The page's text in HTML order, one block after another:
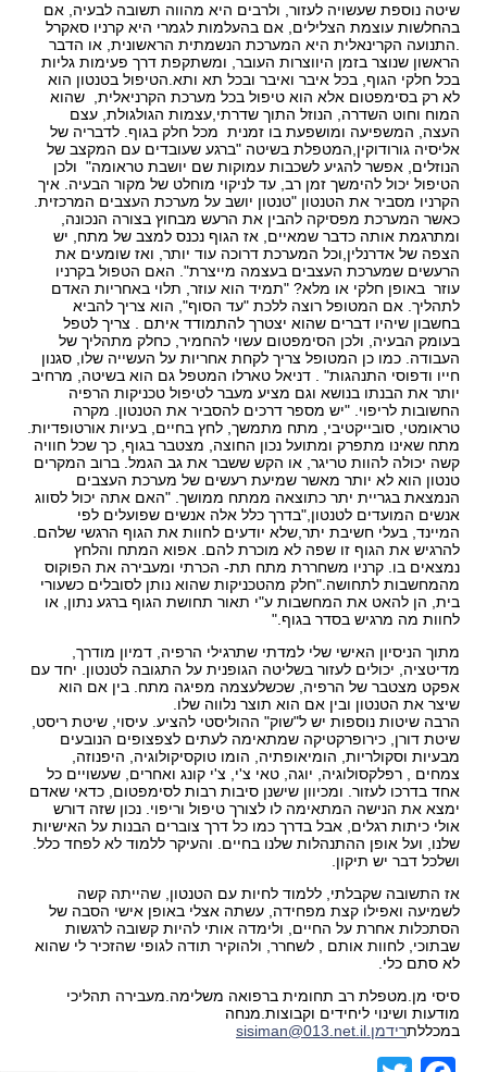
שיטה נוספת שעשויה לעזור, ולרבים היא מהווה תשובה לבעיה, אם
בהחלשות עוצמת הצלילים, אם בהעלמות לגמרי היא קרניו סאקרל
.התנועה הקרינאלית היא המערכת הנשמתית הראשונית, או הדבר
הראשון שנוצר בזמן היווצרות העובר, ומשתקפת דרך פעימות גליות
בכל חלקי הגוף, בכל איבר ואיבר ובכל תא ותא.הטיפול בטנטון הוא
לא רק בסימפטום אלא הוא טיפול בכל מערכת הקרניאלית, שהוא
המוח וחוט השדרה, הנוזל התוך שדרתי,עצמות הגולגולת, עצם
העצה, המשפיעה ומושפעת בו זמנית מכל חלק בגוף. לדבריה של
אליסיה גורודוקין,המטפלת בשיטה "ברגע שעובדים עם המקצב של
הנוזלים, אפשר להגיע לשכבות עמוקות שם יושבת טראומה" ולכן
הטיפול יכול להימשך זמן רב, עד לניקוי מוחלט של מקור הבעיה. איך
הקרניו מסביר את הטנטון "טנטון יושב על מערכת העצבים המרכזית.
כאשר המערכת מפסיקה להבין את הרעש מבחוץ בצורה הנכונה,
ומתרגמת אותה כדבר שמאיים, אז הגוף נכנס למצב של מתח, יש
הצפה של אדרנלין,וכל המערכת דרוכה עוד יותר, ואז שומעים את
הרעשים שמערכת העצבים בעצמה מייצרת". האם הטפול בקרניו
עוזר באופן חלקי או מלא? "תמיד הוא עוזר, תלוי באחריות האדם
לתהליך. אם המטופל רוצה ללכת "עד הסוף", הוא צריך להביא
בחשבון שיהיו דברים שהוא יצטרך להתמודד איתם . צריך לטפל
בעומק הבעיה, ולכן הסימפטום עשוי להחמיר, כחלק מתהליך של
העבודה. כמו כן המטופל צריך לקחת אחריות על העשייה שלו, סגנון
חייו ודפוסי התנהגות" . דניאל טארלו המטפל גם הוא בשיטה, מרחיב
יותר את הבנתו בנושא וגם מציע מעבר לטיפול טכניקות הרפיה
החשובות לריפוי. "יש מספר דרכים להסביר את הטנטון. מקרה
טראומטי, סובייקטיבי, מתח מתמשך, לחץ בחיים, בעיות אורטופדיות.
מתח שאינו מתפרק ומתועל נכון החוצה, מצטבר בגוף, כך שכל חוויה
קשה יכולה להוות טריגר, או הקש ששבר את גב הגמל. ברוב המקרים
טנטון הוא לא יותר מאשר שמיעת רעשים של מערכת העצבים
הנמצאת בגריית יתר כתוצאה ממתח ממושך. "האם אתה יכול לסווג
אנשים המועדים לטנטון,"בדרך כלל אלה אנשים שפועלים לפי
המיינד, בעלי חשיבת יתר,שלא יודעים לחוות את הגוף הרגשי שלהם.
להרגיש את הגוף זו שפה לא מוכרת להם. אפוא המתח והלחץ
נמצאים בו. קרניו משחררת מתח תת- הכרתי ומעבירה את הפוקוס
מהמחשבות לתחושה."חלק מהטכניקות שהוא נותן לסובלים כשעורי
בית, הן להאט את המחשבות ע"י תאור תחושת הגוף ברגע נתון, או
לחוות מה מרגיש בסדר בגוף."
מתוך הניסיון האישי שלי למדתי שתרגילי הרפיה, דמיון מודרך,
מדיטציה, יכולים לעזור בשליטה הגופנית על התגובה לטנטון. יחד עם
אפקט מצטבר של הרפיה, שכשלעצמה מפיגה מתח. בין אם הוא
שיצר את הטנטון ובין אם הוא תוצר נלווה שלו.
הרבה שיטות נוספות יש ל"שוק" ההוליסטי להציע. עיסוי, שיטת ריסט,
שיטת דורן, כירופרקטיקה שמתאימה לעתים לצפצופים הנובעים
מבעיות וסקולריות, הומיאופתיה, הומו טוקסיקולוגיה, היפנוזה,
צמחים , רפלקסולוגיה, יוגה, טאי צ'י, צ'י קונג ואחרים, שעשויים כל
אחד בדרכו לעזור. ומכיוון שישנן סיבות רבות לסימפטום, כדאי שאדם
ימצא את הנישה המתאימה לו לצורך טיפול וריפוי. נכון שזה דורש
אולי כיתות רגלים, אבל בדרך כמו כל דרך צוברים הבנות על האישיות
שלנו, ועל אופן ההתנהלות שלנו בחיים. והעיקר ללמוד לא לפחד כלל.
ושלכל דבר יש תיקון.
אז התשובה שקבלתי, ללמוד לחיות עם הטנטון, שהייתה קשה
לשמיעה ואפילו קצת מפחידה, עשתה אצלי באופן אישי הסבה של
הסתכלות אחרת על החיים, ולימדה אותי להיות קשובה לרגשות
שבתוכי, לחוות אותם , לשחרר, ולהוקיר תודה לגופי שהזכיר לי שהוא
לא סתם כלי.
סיסי מן.מטפלת רב תחומית ברפואה משלימה.מעבירה תהליכי
מודעות ושינוי ליחידים וקבוצות.מנחה
במכללתרידמן.sisiman@013.net.il